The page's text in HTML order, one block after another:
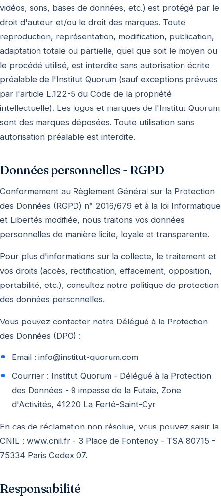
vidéos, sons, bases de données, etc.) est protégé par le
droit d'auteur et/ou le droit des marques. Toute
reproduction, représentation, modification, publication,
adaptation totale ou partielle, quel que soit le moyen ou
le procédé utilisé, est interdite sans autorisation écrite
préalable de l'Institut Quorum (sauf exceptions prévues
par l'article L.122-5 du Code de la propriété
intellectuelle). Les logos et marques de l'Institut Quorum
sont des marques déposées. Toute utilisation sans
autorisation préalable est interdite.
Données personnelles - RGPD
Conformément au Règlement Général sur la Protection
des Données (RGPD) n° 2016/679 et à la loi Informatique
et Libertés modifiée, nous traitons vos données
personnelles de manière licite, loyale et transparente.
Pour plus d'informations sur la collecte, le traitement et
vos droits (accès, rectification, effacement, opposition,
portabilité, etc.), consultez notre politique de protection
des données personnelles.
Vous pouvez contacter notre Délégué à la Protection
des Données (DPO) :
Email : info@institut-quorum.com
Courrier : Institut Quorum - Délégué à la Protection
des Données - 9 impasse de la Futaie, Zone
d'Activités, 41220 La Ferté-Saint-Cyr
En cas de réclamation non résolue, vous pouvez saisir la
CNIL : www.cnil.fr - 3 Place de Fontenoy - TSA 80715 -
75334 Paris Cedex 07.
Responsabilité